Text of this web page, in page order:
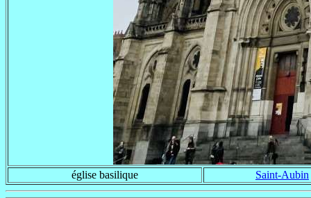
église basilique Saint-Aubin